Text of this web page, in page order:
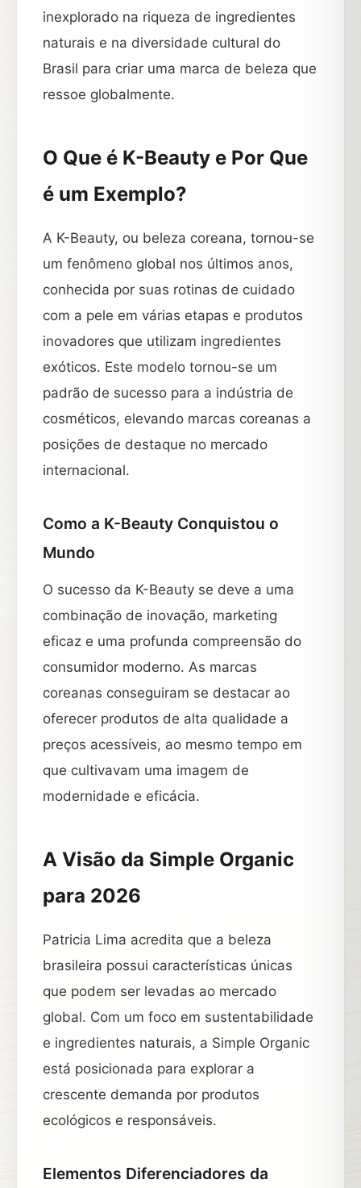
inexplorado na riqueza de ingredientes
naturais e na diversidade cultural do
Brasil para criar uma marca de beleza que
ressoe globalmente.
O Que é K-Beauty e Por Que
é um Exemplo?
A K-Beauty, ou beleza coreana, tornou-se
um fenômeno global nos últimos anos,
conhecida por suas rotinas de cuidado
com a pele em várias etapas e produtos
inovadores que utilizam ingredientes
exóticos. Este modelo tornou-se um
padrão de sucesso para a indústria de
cosméticos, elevando marcas coreanas a
posições de destaque no mercado
internacional.
Como a K-Beauty Conquistou o
Mundo
O sucesso da K-Beauty se deve a uma
combinação de inovação, marketing
eficaz e uma profunda compreensão do
consumidor moderno. As marcas
coreanas conseguiram se destacar ao
oferecer produtos de alta qualidade a
preços acessíveis, ao mesmo tempo em
que cultivavam uma imagem de
modernidade e eficácia.
A Visão da Simple Organic
para 2026
Patricia Lima acredita que a beleza
brasileira possui características únicas
que podem ser levadas ao mercado
global. Com um foco em sustentabilidade
e ingredientes naturais, a Simple Organic
está posicionada para explorar a
crescente demanda por produtos
ecológicos e responsáveis.
Elementos Diferenciadores da